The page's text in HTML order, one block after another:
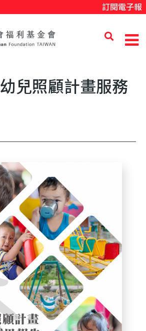
訂閱電子報
兒照顧計畫服務